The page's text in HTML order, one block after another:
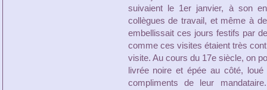
suivaient le 1er janvier, à son
collègues de travail, et même à
embellissait ces jours festifs par
comme ces visites étaient très
visite. Au cours du 17e siècle, on
livrée noire et épée au côté,
compliments de leur